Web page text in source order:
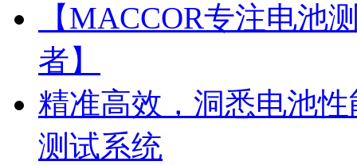
【MACCOR专注电池
者】
精准高效，洞悉电池
测试系统